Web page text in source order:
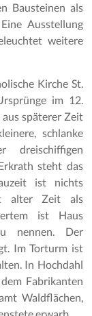
Bausteinen als
Ausstellung
weitere
Kirche St.
im 12.
späterer Zeit
schlanke
steht das
ist nichts
alter Zeit als
ist Haus
nennen. Der
Im Torturm ist
In Hochdahl
Fabrikanten
Waldflächen,